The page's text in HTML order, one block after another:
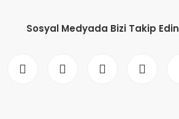
Sosyal Medyada Bizi Takip Edin